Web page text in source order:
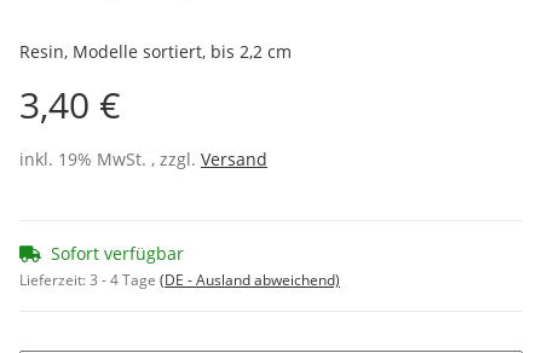
Resin, Modelle sortiert, bis 2,2 cm
3,40 €
inkl. 19% MwSt. , zzgl. Versand
Sofort verfügbar
Lieferzeit:3 - 4 Tage (DE - Ausland abweichend)